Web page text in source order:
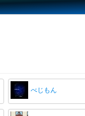
べじもん